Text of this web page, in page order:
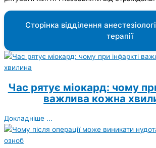
Сторінка відділення
терапії
Час рятує міокард: чому
важлива кожна
Докладніше ...